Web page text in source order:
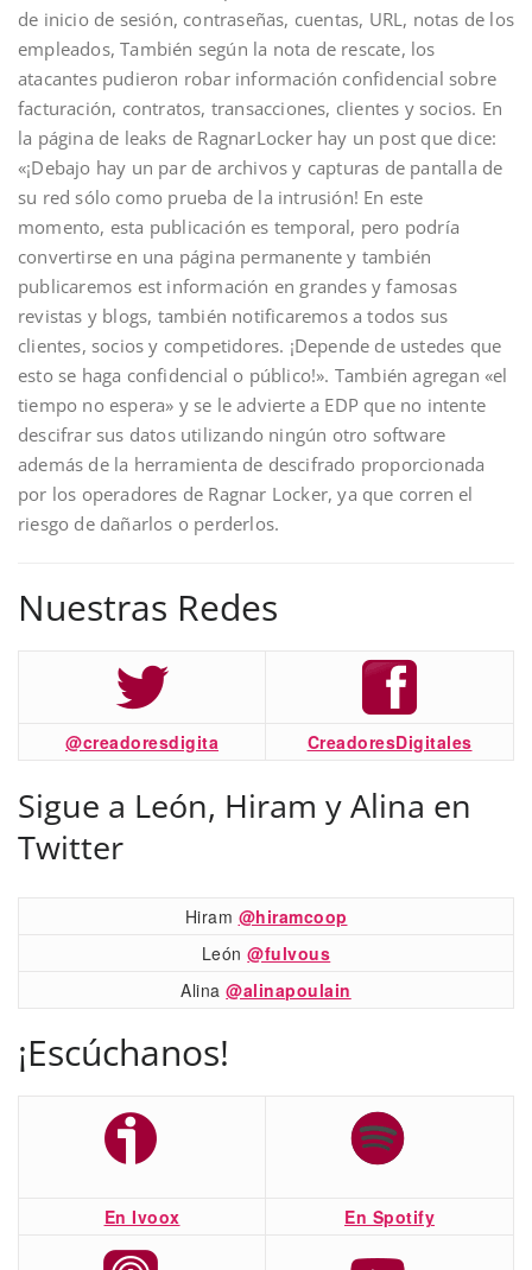
de inicio de sesión, contraseñas, cuentas, URL, notas de los
empleados, También según la nota de rescate, los
atacantes pudieron robar información confidencial sobre
facturación, contratos, transacciones, clientes y socios. En
la página de leaks de RagnarLocker hay un post que dice:
«¡Debajo hay un par de archivos y capturas de pantalla de
su red sólo como prueba de la intrusión! En este
momento, esta publicación es temporal, pero podría
convertirse en una página permanente y también
publicaremos est información en grandes y famosas
revistas y blogs, también notificaremos a todos sus
clientes, socios y competidores. ¡Depende de ustedes que
esto se haga confidencial o público!». También agregan «el
tiempo no espera» y se le advierte a EDP que no intente
descifrar sus datos utilizando ningún otro software
además de la herramienta de descifrado proporcionada
por los operadores de Ragnar Locker, ya que corren el
riesgo de dañarlos o perderlos.
Nuestras Redes
@creadoresdigita CreadoresDigitales
Sigue a León, Hiram y Alina en
Twitter
Hiram @hiramcoop
León@fulvous
Alina@alinapoulain
¡Escúchanos!
En Ivoox En Spotify